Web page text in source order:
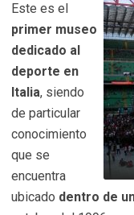
Este es el
primer museo
dedicado al
deporte en
Italia, siendo
de particular
conocimiento
que se
encuentra
ubicado dentro de